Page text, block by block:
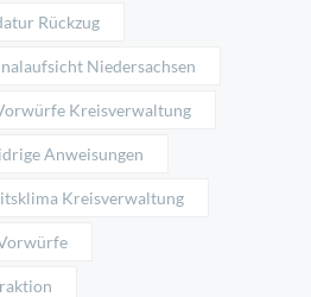
Rückzug
Niedersachsen
Kreisverwaltung
Anweisungen
Kreisverwaltung